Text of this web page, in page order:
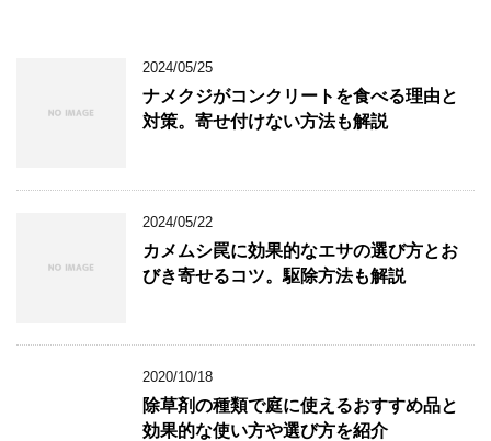
2024/05/25
ナメクジがコンクリートを食べる理由と
対策。寄せ付けない方法も解説
2024/05/22
カメムシ罠に効果的なエサの選び方とお
びき寄せるコツ。駆除方法も解説
2020/10/18
除草剤の種類で庭に使えるおすすめ品と
効果的な使い方や選び方を紹介